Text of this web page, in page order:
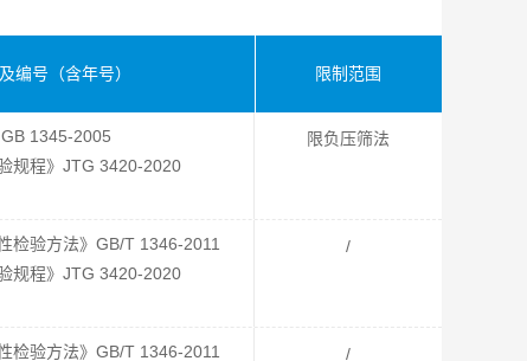
编号（含年号） 限制范围
1345-2005
规程》JTG 3420-2020
限负压筛法
检验方法》GB/T 1346-2011
规程》JTG 3420-2020
/
检验方法》GB/T 1346-2011
/